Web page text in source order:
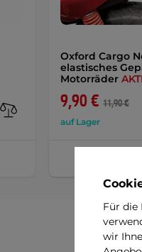
Oxford Cargo
elastisches
Motorräder
9,90 € 11,90 €
auf Lager
Für die
wir